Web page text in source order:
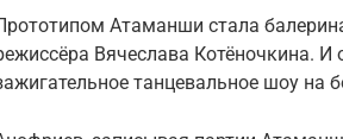
Атаманши стала
Вячеслава Котёночкина. И
танцевальное шоу на